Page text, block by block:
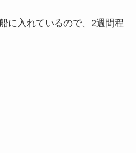
に入れているので、2週間程